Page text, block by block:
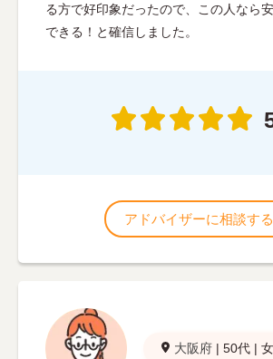
る方で好印象だったので、この人なら
できる！と確信しました。
アドバイザーに相談する
大阪府 | 50代 |